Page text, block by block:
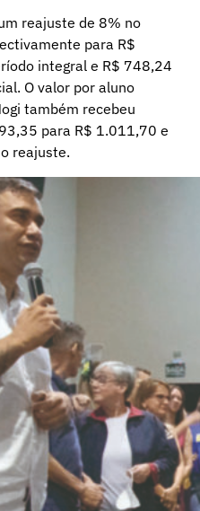
reajuste de 8% no
para R$
integral e R$ 748,24
O valor por aluno
também recebeu
para R$ 1.011,70 e
reajuste.